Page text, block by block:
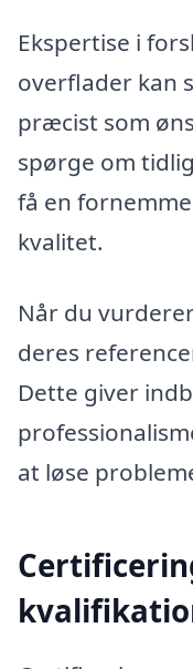
Ekspertise i
overflader kan
præcist som
spørge om
få en
kvalitet.
Når du
deres
Dette giver
at løse